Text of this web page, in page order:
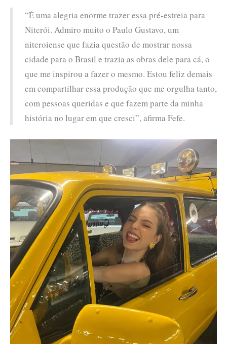
“É uma alegria enorme trazer essa pré-estreia para
Niterói. Admiro muito o Paulo Gustavo, um
niteroiense que fazia questão de mostrar nossa
cidade para o Brasil e trazia as obras dele para cá, o
que me inspirou a fazer o mesmo. Estou feliz demais
em compartilhar essa produção que me orgulha tanto,
com pessoas queridas e que fazem parte da minha
história no lugar em que cresci”, afirma Fefe.